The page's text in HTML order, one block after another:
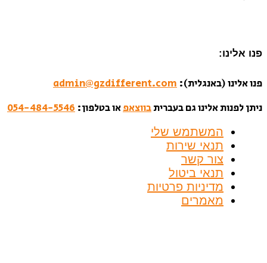
פנו אלינו:
פנו אלינו (באנגלית): admin@gzdifferent.com
ניתן לפנות אלינו גם בעבריתבווצאפאו בטלפון: 054-484-5546
המשתמש שלי
תנאי שירות
צור קשר
תנאי ביטול
מדיניות פרטיות
מאמרים